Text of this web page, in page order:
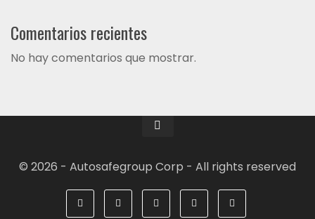
Comentarios recientes
No hay comentarios que mostrar.
© 2026 - Autosafegroup Corp - All rights reserved